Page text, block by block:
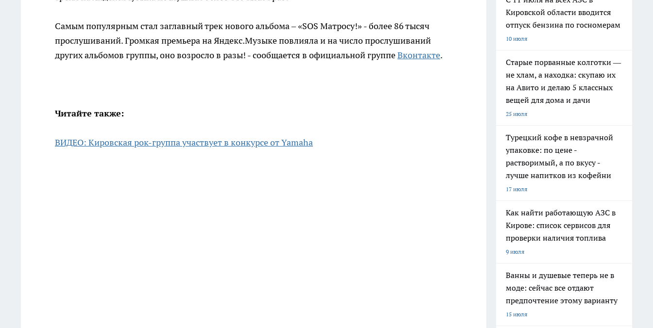
Самым популярным стал заглавный трек нового альбома – «SOS Матросу!» - более 86 тысяч
прослушиваний. Громкая премьера на Яндекс.Музыке повлияла и на число прослушиваний
других альбомов группы, оно возросло в разы! - сообщается в официальной группеВконтакте.
Читайте также:
ВИДЕО: Кировская рок-группа участвует в конкурсе от Yamaha
Кировской области вводится
отпуск бензина по госномерам
10 июля
Старые порванные колготки —
не хлам, а находка: скупаю их
на Авито и делаю 5 классных
вещей для дома и дачи
25 июля
Турецкий кофе в невзрачной
упаковке: по цене -
растворимый, а по вкусу -
лучше напитков из кофейни
17 июля
Как найти работающую АЗС в
Кирове: список сервисов для
проверки наличия топлива
9 июля
Ванны и душевые теперь не в
моде: сейчас все отдают
предпочтение этому варианту
15 июля